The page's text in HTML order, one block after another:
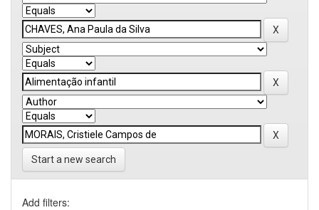
Start a new search
Add filters: